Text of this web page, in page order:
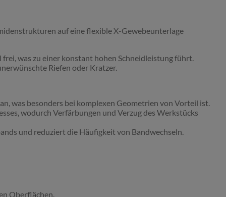
auf eine flexible X-Gewebeunterlage
was zu einer konstant hohen Schneidleistung führt.
Riefen oder Kratzer.
was besonders bei komplexen Geometrien von Vorteil ist.
wodurch Verfärbungen und Verzug des Werkstücks
und reduziert die Häufigkeit von Bandwechseln.
Oberflächen.